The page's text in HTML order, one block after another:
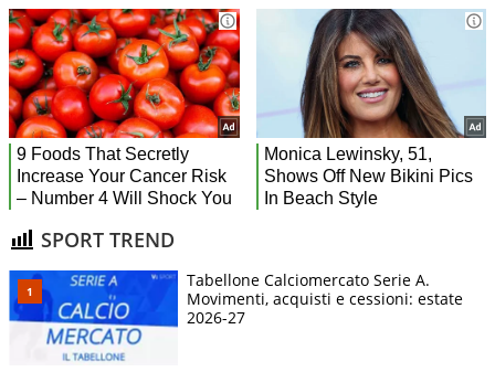
SPORT TREND
Tabellone Calciomercato Serie A.
Movimenti, acquisti e cessioni: estate
2026-27